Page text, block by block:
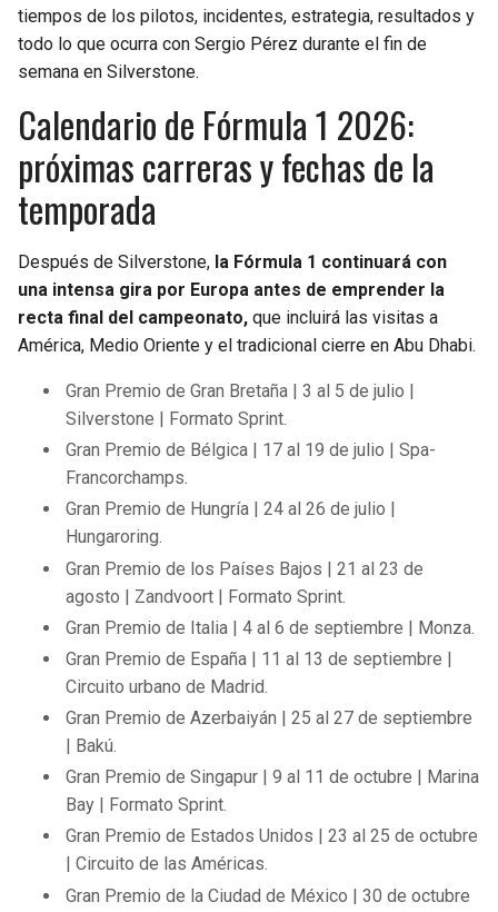
tiempos de los pilotos, incidentes, estrategia, resultados y
todo lo que ocurra con Sergio Pérez durante el fin de
semana en Silverstone.
Calendario de Fórmula 1 2026:
próximas carreras y fechas de la
temporada
Después de Silverstone, la Fórmula 1 continuará con
una intensa gira por Europa antes de emprender la
recta final del campeonato, que incluirá las visitas a
América, Medio Oriente y el tradicional cierre en Abu Dhabi.
Gran Premio de Gran Bretaña | 3 al 5 de julio |
Silverstone | Formato Sprint.
Gran Premio de Bélgica | 17 al 19 de julio | Spa-
Francorchamps.
Gran Premio de Hungría | 24 al 26 de julio |
Hungaroring.
Gran Premio de los Países Bajos | 21 al 23 de
agosto | Zandvoort | Formato Sprint.
Gran Premio de Italia | 4 al 6 de septiembre | Monza.
Gran Premio de España | 11 al 13 de septiembre |
Circuito urbano de Madrid.
Gran Premio de Azerbaiyán | 25 al 27 de septiembre
| Bakú.
Gran Premio de Singapur | 9 al 11 de octubre | Marina
Bay | Formato Sprint.
Gran Premio de Estados Unidos | 23 al 25 de octubre
| Circuito de las Américas.
Gran Premio de la Ciudad de México | 30 de octubre